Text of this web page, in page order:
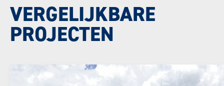
VERGELIJKBARE
PROJECTEN